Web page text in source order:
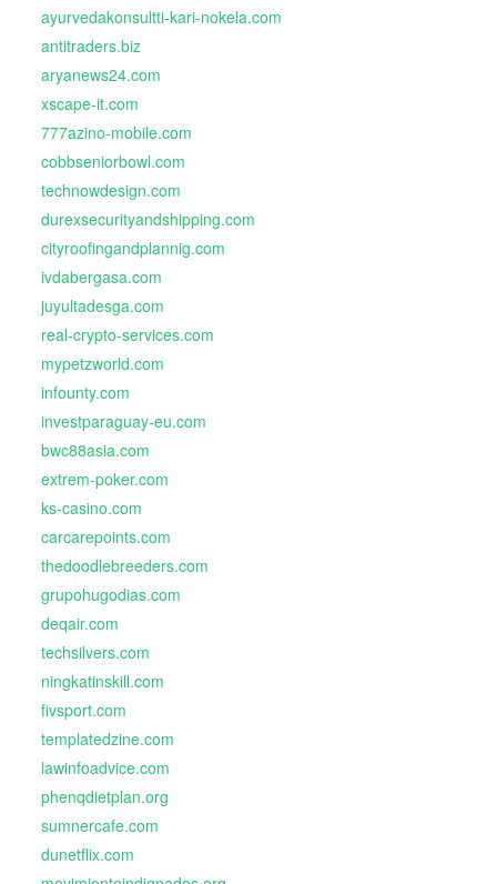
ayurvedakonsultti-kari-nokela.com
antitraders.biz
aryanews24.com
xscape-it.com
777azino-mobile.com
cobbseniorbowl.com
technowdesign.com
durexsecurityandshipping.com
cityroofingandplannig.com
ivdabergasa.com
juyultadesga.com
real-crypto-services.com
mypetzworld.com
infounty.com
investparaguay-eu.com
bwc88asia.com
extrem-poker.com
ks-casino.com
carcarepoints.com
thedoodlebreeders.com
grupohugodias.com
deqair.com
techsilvers.com
ningkatinskill.com
fivsport.com
templatedzine.com
lawinfoadvice.com
phenqdietplan.org
sumnercafe.com
dunetflix.com